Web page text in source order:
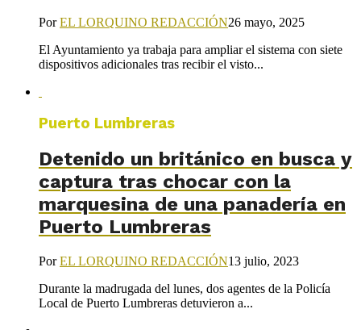
PorEL LORQUINO REDACCIÓN26 mayo, 2025
El Ayuntamiento ya trabaja para ampliar el sistema con siete
dispositivos adicionales tras recibir el visto...
Puerto Lumbreras
Detenido un británico en busca y
captura tras chocar con la
marquesina de una panadería en
Puerto Lumbreras
PorEL LORQUINO REDACCIÓN13 julio, 2023
Durante la madrugada del lunes, dos agentes de la Policía
Local de Puerto Lumbreras detuvieron a...